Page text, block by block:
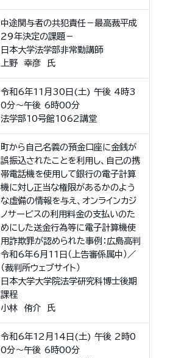
中途関与者の共犯責任－最高裁平成
２９年決定の課題－
日本大学法学部非常勤講師
上野 幸彦 氏
令和6年11月30日(土) 午後 4時3
0分～午後 6時00分
法学部10号館1062講堂
町から自己名義の預金口座に金銭が
誤振込されたことを利用し、自己の携
帯電話機を使用して銀行の電子計算
機に対し正当な権限があるかのよう
な虚備の情報を与え、オンラインカジ
ノサービスの利用料金の支払いのた
めにした送金行為等に電子計算機使
用詐欺罪が認められた事例：広島高判
令和6年6月11日（上告審係属中）／
（裁判所ウェブサイト）
日本大学大学院法学研究科博士後期
課程
小林 侑介 氏
令和6年12月14日(土) 午後 2時0
0分～午後 6時00分